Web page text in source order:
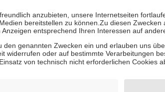
besondere Stellung der Familie zu unterstützen,
Fahrkosten